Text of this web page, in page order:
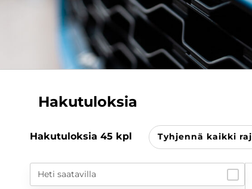
Hakutuloksia
Hakutuloksia 45 kpl Tyhjennä kaikki
Heti saatavilla